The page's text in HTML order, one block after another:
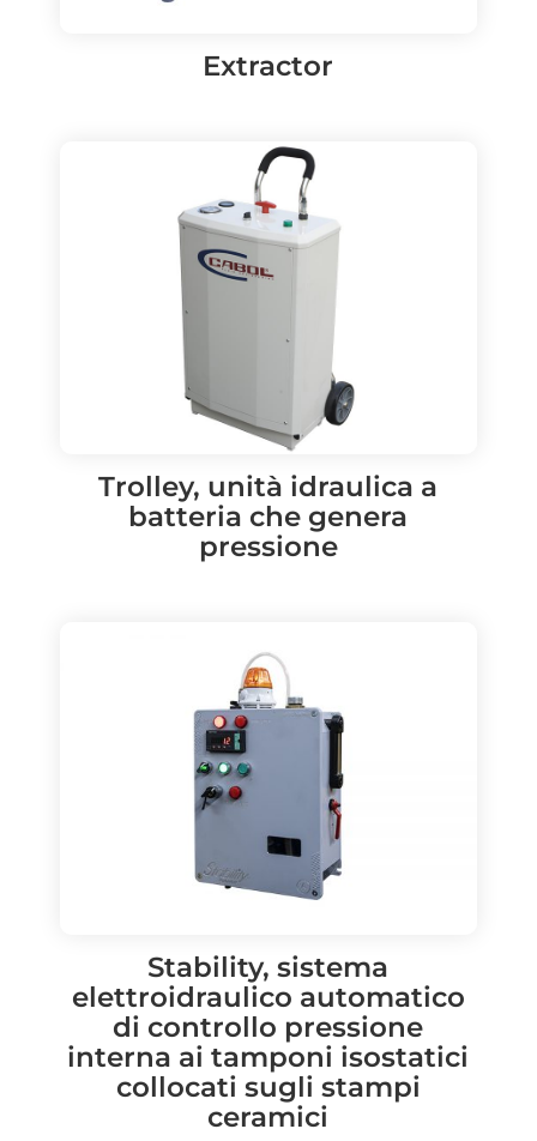
Extractor
Trolley, unità idraulica a
batteria che genera
pressione
Stability, sistema
elettroidraulico automatico
di controllo pressione
interna ai tamponi isostatici
collocati sugli stampi
ceramici